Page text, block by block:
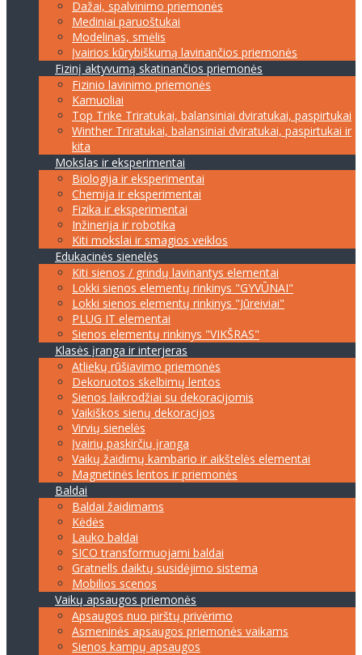
Dažai, spalvinimo priemonės
Mediniai paruoštukai
Modelinas, smėlis
Įvairios kūrybiškumą lavinančios priemonės
Fizinį aktyvumą skatinančios priemonės
Fizinio lavinimo priemonės
Kamuoliai
Top Trike Triratukai, balansiniai dviratukai, paspirtukai
Winther Triratukai, balansiniai dviratukai, paspirtukai ir
kita
Mokslas ir eksperimentai
Biologija ir eksperimentai
Chemija ir eksperimentai
Fizika ir eksperimentai
Inžinerija ir robotika
Kiti mokslai ir smagios veiklos
Edukacinės sienelės
Kiti sienos / grindų lavinantys elementai
Lokki sienos elementų rinkinys "GYVŪNAI"
Lokki sienos elementų rinkinys "Jūreiviai"
PLUG IT elementai
Sienos elementų rinkinys "VIKŠRAS"
Klasės įranga ir interjeras
Atliekų rūšiavimo priemonės
Dekoruotos skelbimų lentos
Sienos laikrodžiai su dekoracijomis
Vaikiškos sienų dekoracijos
Virvių sienelės
Įvairių paskirčių įranga
Vaikų žaidimų kambario ir aikštelės elementai
Magnetinės lentos ir priemonės
Baldai
Baldai žaidimams
Kėdės
Lauko baldai
SICO transformuojami baldai
Gratnells daiktų susidėjimo sistema
Mobilios scenos
Vaikų apsaugos priemonės
Apsaugos nuo pirštų privėrimo
Asmeninės apsaugos priemonės vaikams
Sienos kampų apsaugos